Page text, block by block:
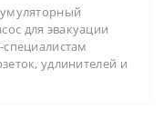
для эвакуации
удлинителей и